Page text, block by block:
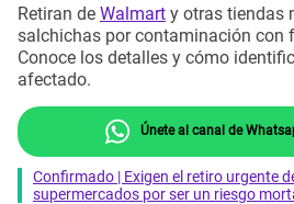
Retiran de Walmart y otras tiendas
salchichas por contaminación con
Conoce los detalles y cómo
afectado.
Únete al canal de
Confirmado | Exigen el retiro urgente
supermercados por ser un riesgo